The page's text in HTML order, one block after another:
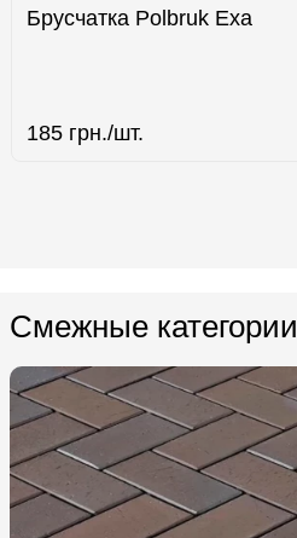
Брусчатка Polbruk Eха
185 грн./шт.
Смежные категории